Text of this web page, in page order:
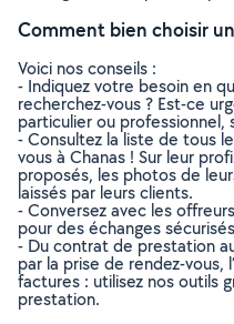
Comment bien choisir
Voici nos conseils :
- Indiquez votre besoin en
recherchez-vous ? Est-ce
particulier ou professionnel,
- Consultez la liste de tous
vous à Chanas ! Sur leur
proposés, les photos de
laissés par leurs clients.
- Conversez avec les
pour des échanges
- Du contrat de prestation
par la prise de rendez-vous,
factures : utilisez nos outils
prestation.